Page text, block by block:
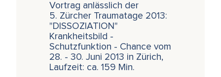
Vortrag anlässlich der
5. Zürcher Traumatage 2013:
"DISSOZIATION"
Krankheitsbild -
Schutzfunktion - Chance vom
28. - 30. Juni 2013 in Zürich,
Laufzeit: ca. 159 Min.